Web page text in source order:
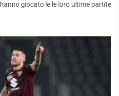
giocato le le loro ultime partite